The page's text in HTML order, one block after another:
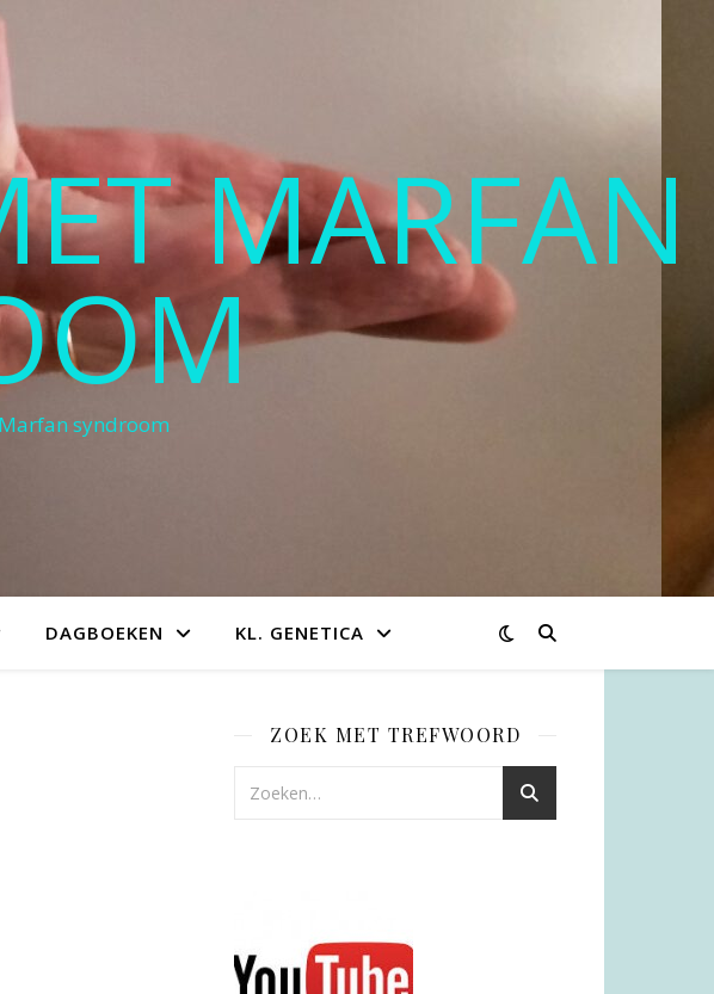
MARFAN
syndroom
DAGBOEKEN KL. GENETICA
ZOEK MET TREFWOORD